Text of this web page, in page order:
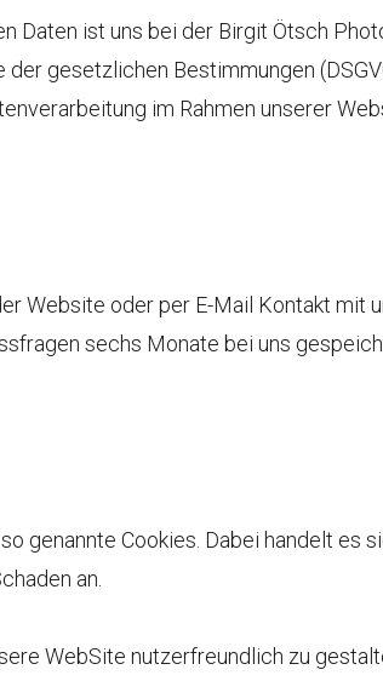
Daten ist uns bei der Birgit Ötsch
der gesetzlichen Bestimmungen
im Rahmen unserer
Website oder per E-Mail Kontakt
sechs Monate bei uns
genannte Cookies. Dabei handelt
an.
WebSite nutzerfreundlich zu